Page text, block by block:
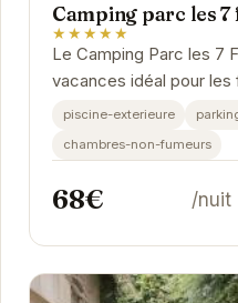
Camping parc les 7
★★★★★
Le Camping Parc les 7
vacances idéal pour
d'amis. Situé à Agde, il
piscine-exterieure
chambres-non-fumeurs
68€ /nuit